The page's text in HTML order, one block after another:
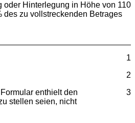
Hinterlegung in Höhe von 110
des zu vollstreckenden Betrages
1
2
3
enthielt den
stellen seien, nicht